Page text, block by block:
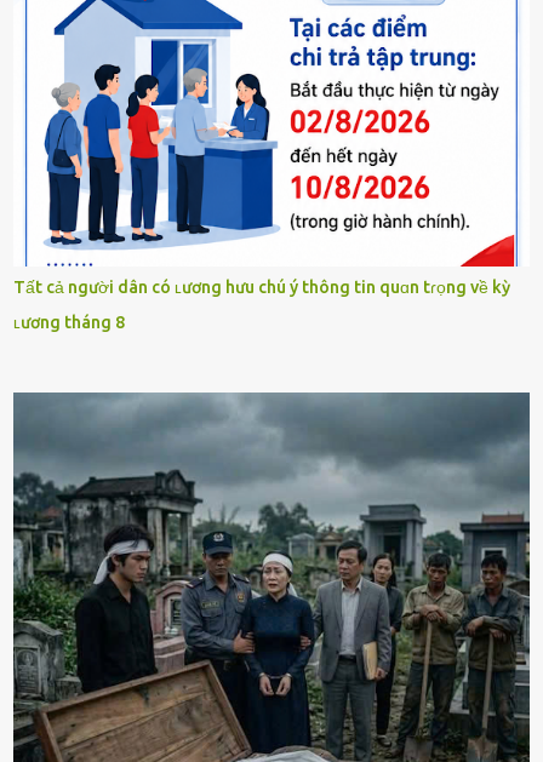
Tất cả người dân có ʟương hưu chú ý thông tin quɑn tɾọng về kỳ
ʟương tháng 8